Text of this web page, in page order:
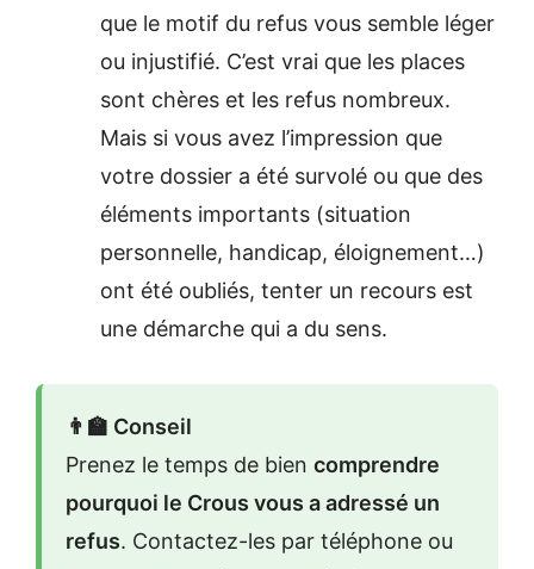
que le motif du refus vous semble léger
ou injustifié. C’est vrai que les places
sont chères et les refus nombreux.
Mais si vous avez l’impression que
votre dossier a été survolé ou que des
éléments importants (situation
personnelle, handicap, éloignement…)
ont été oubliés, tenter un recours est
une démarche qui a du sens.
👨‍🏫 Conseil
Prenez le temps de bien comprendre
pourquoi le Crous vous a adressé un
refus. Contactez-les par téléphone ou